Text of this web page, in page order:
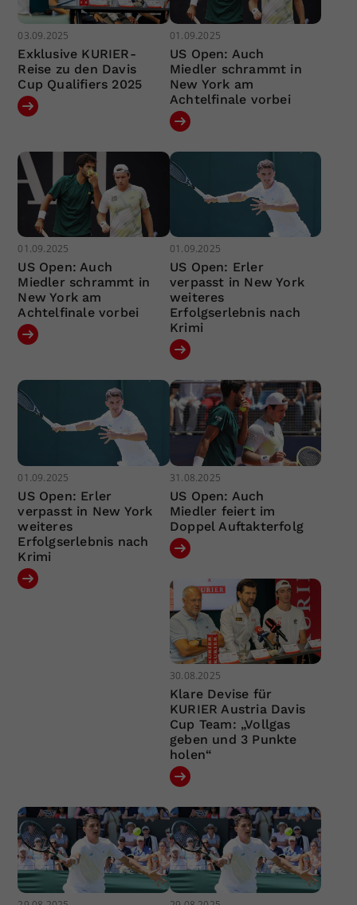
03.09.2025
Exklusive KURIER-
Reise zu den Davis
Cup Qualifiers 2025
01.09.2025
US Open: Auch
Miedler schrammt in
New York am
Achtelfinale vorbei
01.09.2025
US Open: Auch
Miedler schrammt in
New York am
Achtelfinale vorbei
01.09.2025
US Open: Erler
verpasst in New York
weiteres
Erfolgserlebnis nach
Krimi
01.09.2025
US Open: Erler
verpasst in New York
weiteres
Erfolgserlebnis nach
Krimi
31.08.2025
US Open: Auch
Miedler feiert im
Doppel Auftakterfolg
30.08.2025
Klare Devise für
KURIER Austria Davis
Cup Team: „Vollgas
geben und 3 Punkte
holen“